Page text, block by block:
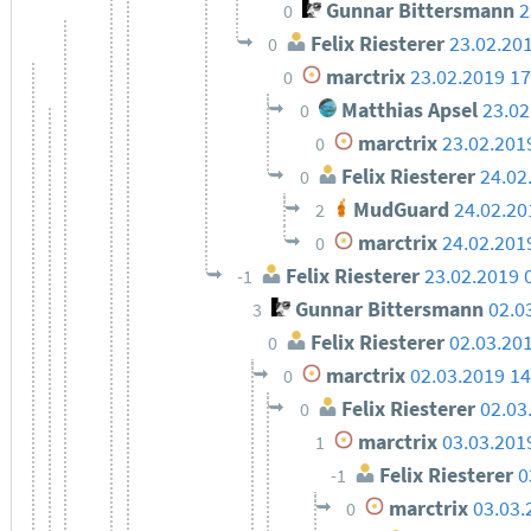
0 Gunnar Bittersmann
0 Felix Riesterer
0 marctrix23.02.2019
0 Matthias Apsel
0 marctrix
0 Felix Riesterer
2 MudGuard
0 marctrix
-1 Felix Riesterer 23.02.2019
3 Gunnar Bittersmann
0 Felix Riesterer
0 marctrix02.03.2019
0 Felix Riesterer
1 marctrix
-1 Felix Riesterer
0 marctrix